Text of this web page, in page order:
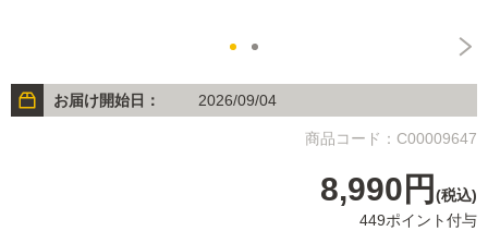
お届け開始日： 2026/09/04
商品コード：C00009647
8,990円 (税込)
449ポイント付与